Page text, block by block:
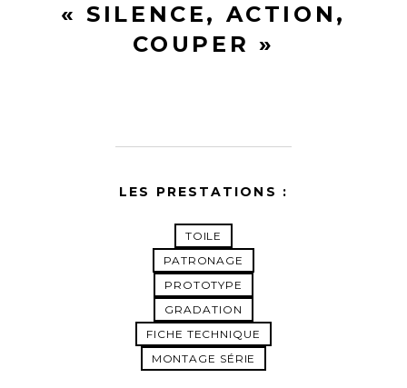
« SILENCE, ACTION,
COUPER »
LES PRESTATIONS :
TOILE
PATRONAGE
PROTOTYPE
GRADATION
FICHE TECHNIQUE
MONTAGE SÉRIE